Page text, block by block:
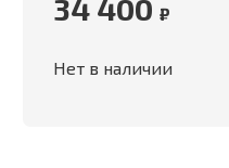
34 400 ₽
Нет в наличии